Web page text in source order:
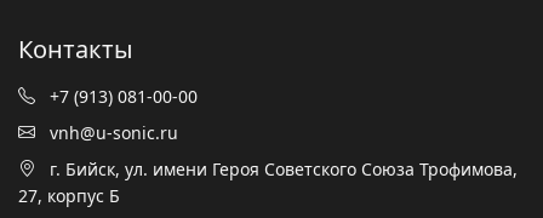
Контакты
+7 (913) 081-00-00
vnh@u-sonic.ru
г. Бийск, ул. имени Героя Советского Союза Трофимова,
27, корпус Б